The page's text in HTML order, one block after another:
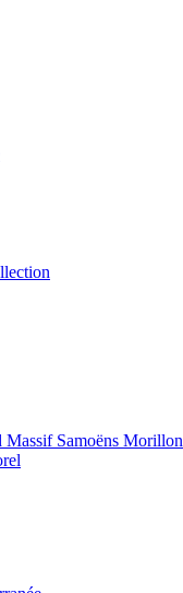
Massif Samoëns Morillon